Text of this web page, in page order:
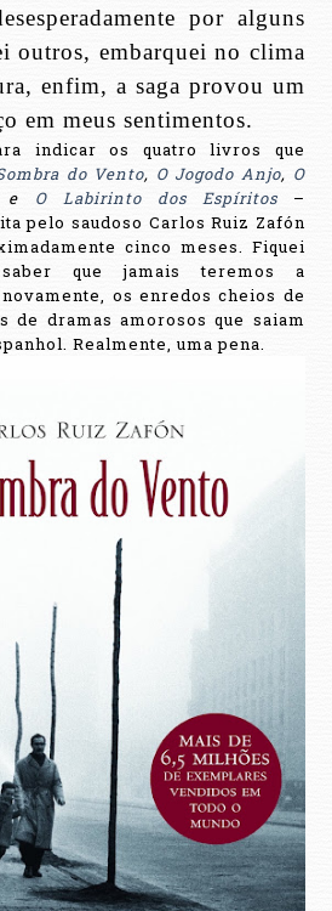
por alguns
outros, embarquei no clima
enfim, a saga provou um
em meus sentimentos.
indicar os quatro livros que
do Vento, O Jogodo Anjo, O
e O Labirinto dos Espíritos–
pelo saudoso Carlos Ruiz Zafón
cinco meses. Fiquei
que jamais teremos a
os enredos cheios de
de dramas amorosos que saiam
Realmente, uma pena.